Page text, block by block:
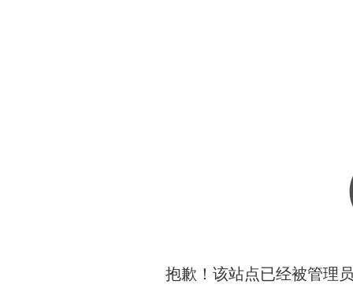
抱歉！该站点已经被管理